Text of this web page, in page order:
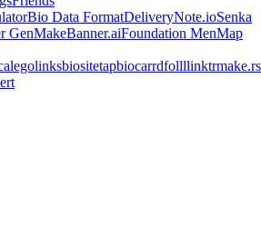
Bio Data FormatDeliveryNote.ioSenka
GenMakeBanner.aiFoundation MenMap
egolinksbiositetapbiocarrdfollllinktrmake.rs